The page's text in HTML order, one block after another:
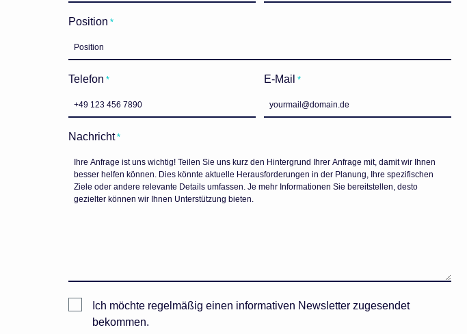
Position *
Telefon * E-Mail *
Nachricht *
Newsletter
Einwilligung
Ich möchte regelmäßig einen informativen Newsletter zugesendet
bekommen.